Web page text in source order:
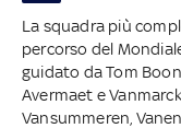
La squadra più
percorso del
guidato da Tom
Avermaet e
Vansummeren,